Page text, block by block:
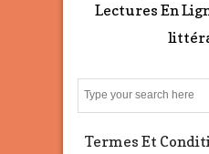
Lectures En
Termes Et